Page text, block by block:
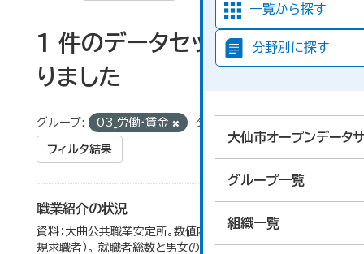
一覧から探す
分野別に探す
大仙市オープンデータ
グループ一覧
組織一覧
1 件のデータセットが見つか
りました
グループ: 03_労働・賃金 タグ:
フィルタ結果
職業紹介の状況
資料：大曲公共職業安定所。数値内の就職率は（就職者/新
規求職者）。 就職者総数と男女の合計が一致しないのは、